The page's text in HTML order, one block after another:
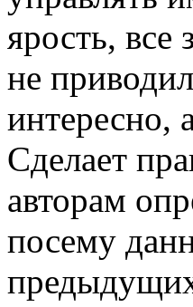
ярость, все
не
интересно,
Сделает
авторам
посему